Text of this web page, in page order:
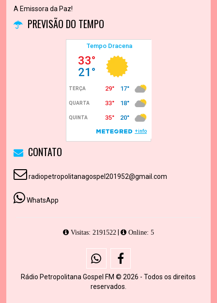
A Emissora da Paz!
PREVISÃO DO TEMPO
CONTATO
radiopetropolitanagospel201952@gmail.com
WhatsApp
Visitas: 2191522 Online: 5
Rádio Petropolitana Gospel FM © 2026 - Todos os direitos
reservados.